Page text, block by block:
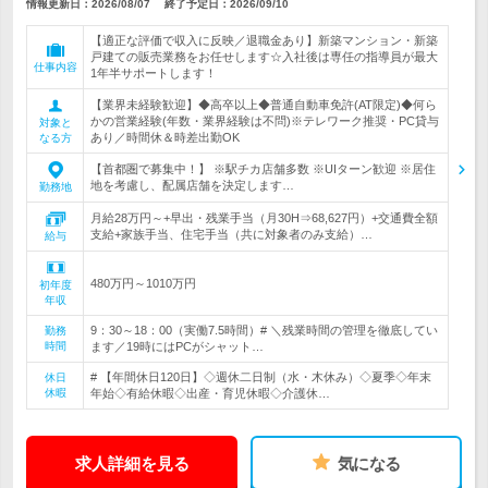
情報更新日：2026/08/07 終了予定日： 2026/09/10
仕事内容
【適正な評価で収入に反映／退職金あり】新築マンション・新築
戸建ての販売業務をお任せします☆入社後は専任の指導員が最大
1年半サポートします！
対象と
なる方
【業界未経験歓迎】◆高卒以上◆普通自動車免許(AT限定)◆何ら
かの営業経験(年数・業界経験は不問)※テレワーク推奨・PC貸与
あり／時間休＆時差出勤OK
勤務地
【首都圏で募集中！】 ※駅チカ店舗多数 ※UIターン歓迎 ※居住
地を考慮し、配属店舗を決定します…
給与
月給28万円～+早出・残業手当（月30H⇒68,627円）+交通費全額
支給+家族手当、住宅手当（共に対象者のみ支給）…
初年度
年収
480万円～1010万円
勤務
時間
9：30～18：00（実働7.5時間）# ＼残業時間の管理を徹底してい
ます／19時にはPCがシャット…
休日
休暇
# 【年間休日120日】◇週休二日制（水・木休み）◇夏季◇年末
年始◇有給休暇◇出産・育児休暇◇介護休…
求人詳細を見る 気になる